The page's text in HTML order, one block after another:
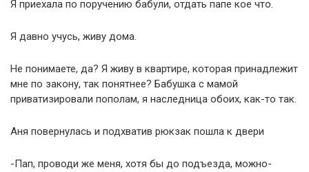
Я приехала по поручению бабули, отдать папе кое что.
Я давно учусь, живу дома.
Не понимаете, да? Я живу в квартире, которая принадлежит
мне по закону, так понятнее? Бабушка с мамой
приватизировали пополам, я наследница обоих, как-то так.
Аня повернулась и подхватив рюкзак пошла к двери
-Пап, проводи же меня, хотя бы до подъезда, можно-